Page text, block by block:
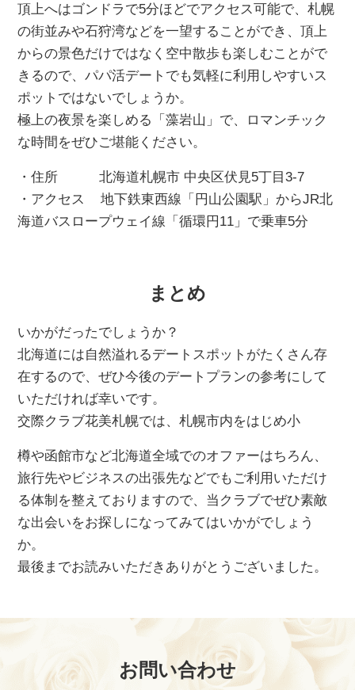
頂上へはゴンドラで5分ほどでアクセス可能で、札幌
の街並みや石狩湾などを一望することができ、頂上
からの景色だけではなく空中散歩も楽しむことがで
きるので、パパ活デートでも気軽に利用しやすいス
ポットではないでしょうか。
極上の夜景を楽しめる「藻岩山」で、ロマンチック
な時間をぜひご堪能ください。
・住所 北海道札幌市 中央区伏見5丁目3-7
・アクセス 地下鉄東西線「円山公園駅」からJR北
海道バスロープウェイ線「循環円11」で乗車5分
まとめ
いかがだったでしょうか？
北海道には自然溢れるデートスポットがたくさん存
在するので、ぜひ今後のデートプランの参考にして
いただければ幸いです。
交際クラブ花美札幌では、札幌市内をはじめ小
樽や函館市など北海道全域でのオファーはちろん、
旅行先やビジネスの出張先などでもご利用いただけ
る体制を整えておりますので、当クラブでぜひ素敵
な出会いをお探しになってみてはいかがでしょう
か。
最後までお読みいただきありがとうございました。
お問い合わせ